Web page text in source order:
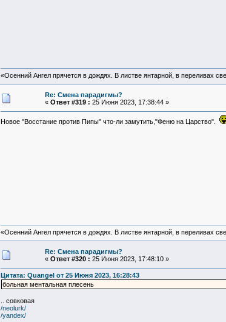
«Осенний Ангел прячется в дождях. В листве янтарной, в переливах
Re: Смена парадигмы?
« Ответ #319 : 25 Июня 2023, 17:38:44 »
Новое "Восстание против Пипы" что-ли замутить,"Феню на Царство".
«Осенний Ангел прячется в дождях. В листве янтарной, в переливах
Re: Смена парадигмы?
« Ответ #320 : 25 Июня 2023, 17:48:10 »
Цитата: Quangel от 25 Июня 2023, 16:28:43
больная ментальная плесень
.. совковая
/neolurk/
/yandex/